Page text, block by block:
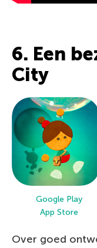
6. Een
City
Google Play
App Store
Over goed